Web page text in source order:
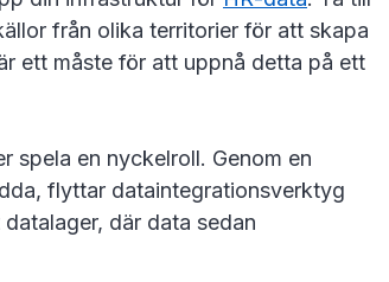
från olika territorier för att skapa
ett måste för att uppnå detta på ett
spela en nyckelroll. Genom en
flyttar dataintegrationsverktyg
där data sedan